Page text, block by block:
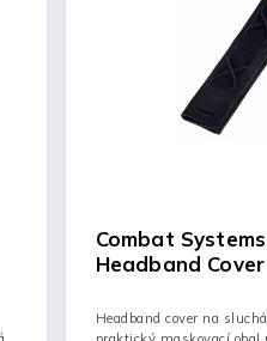
Combat
Headband Cover
Headband cover na